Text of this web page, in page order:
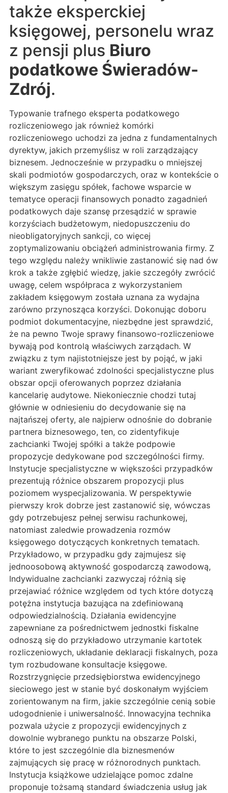
także eksperckiej
księgowej, personelu wraz
z pensji plus Biuro
podatkowe Świeradów-
Zdrój.
Typowanie trafnego eksperta podatkowego
rozliczeniowego jak również komórki
rozliczeniowego uchodzi za jedna z fundamentalnych
dyrektyw, jakich przemyślisz w roli zarządzający
biznesem. Jednocześnie w przypadku o mniejszej
skali podmiotów gospodarczych, oraz w kontekście o
większym zasięgu spółek, fachowe wsparcie w
tematyce operacji finansowych ponadto zagadnień
podatkowych daje szansę przesądzić w sprawie
korzyściach budżetowym, niedopuszczeniu do
nieobligatoryjnych sankcji, co więcej
zoptymalizowaniu obciążeń administrowania firmy. Z
tego względu należy wnikliwie zastanowić się nad ów
krok a także zgłębić wiedzę, jakie szczegóły zwrócić
uwagę, celem współpraca z wykorzystaniem
zakładem księgowym została uznana za wydajna
zarówno przynosząca korzyści. Dokonując doboru
podmiot dokumentacyjne, niezbędne jest sprawdzić,
że na pewno Twoje sprawy finansowo-rozliczeniowe
bywają pod kontrolą właściwych zarządach. W
związku z tym najistotniejsze jest by pojąć, w jaki
wariant zweryfikować zdolności specjalistyczne plus
obszar opcji oferowanych poprzez działania
kancelarię audytowe. Niekoniecznie chodzi tutaj
głównie w odniesieniu do decydowanie się na
najtańszej oferty, ale najpierw odnośnie do dobranie
partnera biznesowego, ten, co zidentyfikuje
zachcianki Twojej spółki a także podpowie
propozycje dedykowane pod szczególności firmy.
Instytucje specjalistyczne w większości przypadków
prezentują różnice obszarem propozycji plus
poziomem wyspecjalizowania. W perspektywie
pierwszy krok dobrze jest zastanowić się, wówczas
gdy potrzebujesz pełnej serwisu rachunkowej,
natomiast zaledwie prowadzenia rozmów
księgowego dotyczących konkretnych tematach.
Przykładowo, w przypadku gdy zajmujesz się
jednoosobową aktywność gospodarczą zawodową,
Indywidualne zachcianki zazwyczaj różnią się
przejawiać różnice względem od tych które dotyczą
potężna instytucja bazująca na zdefiniowaną
odpowiedzialnością. Działania ewidencyjne
zapewniane za pośrednictwem jednostki fiskalne
odnoszą się do przykładowo utrzymanie kartotek
rozliczeniowych, układanie deklaracji fiskalnych, poza
tym rozbudowane konsultacje księgowe.
Rozstrzygnięcie przedsiębiorstwa ewidencyjnego
sieciowego jest w stanie być doskonałym wyjściem
zorientowanym na firm, jakie szczególnie cenią sobie
udogodnienie i uniwersalność. Innowacyjna technika
pozwala użycie z propozycji ewidencyjnych z
dowolnie wybranego punktu na obszarze Polski,
które to jest szczególnie dla biznesmenów
zajmujących się pracę w różnorodnych punktach.
Instytucja książkowe udzielające pomoc zdalne
proponuje tożsamą standard świadczenia usług jak